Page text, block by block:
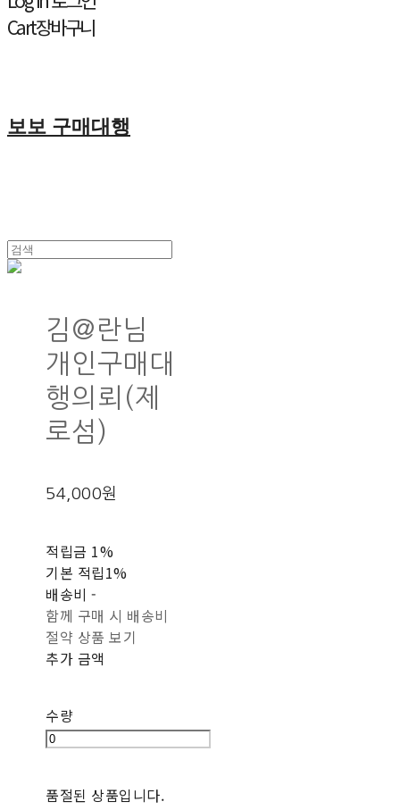
Cart장바구니
보보 구매대행
김@란님
개인구매대
행의뢰(제
로섬)
54,000원
적립금 1%
기본 적립1%
배송비-
함께 구매 시 배송비
절약 상품 보기
추가 금액
수량
품절된 상품입니다.